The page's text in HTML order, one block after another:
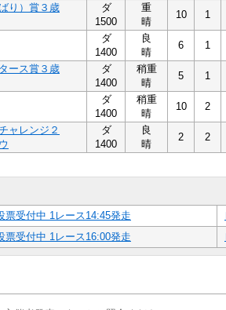
り）賞３歳
ダ
1500
重
晴
10 1
ダ
1400
良
晴
6 1
ース賞３歳
ダ
1400
稍重
晴
5 1
ダ
1400
稍重
晴
10 2
ャレンジ２
ダ
1400
良
晴
2 2
票受付中 1レース14:45発走
票受付中 1レース16:00発走